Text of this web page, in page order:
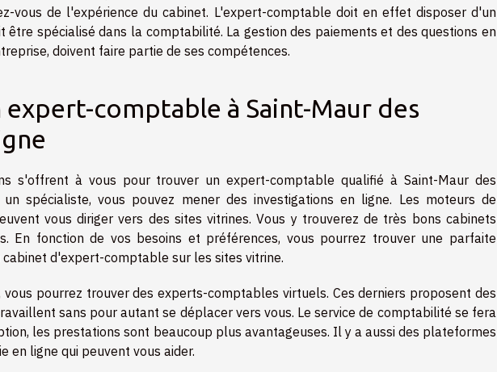
vous de l'expérience du cabinet. L'expert-comptable doit en effet disposer d'un
être spécialisé dans la comptabilité. La gestion des paiements et des questions en
doivent faire partie de ses compétences.
comptable à Saint-Maur des
s'offrent à vous pour trouver un expert-comptable qualifié à Saint-Maur des
spécialiste, vous pouvez mener des investigations en ligne. Les moteurs de
vous diriger vers des sites vitrines. Vous y trouverez de très bons cabinets
En fonction de vos besoins et préférences, vous pourrez trouver une parfaite
d'expert-comptable sur les sites vitrine.
vous pourrez trouver des experts-comptables virtuels. Ces derniers proposent des
sans pour autant se déplacer vers vous. Le service de comptabilité se fera
les prestations sont beaucoup plus avantageuses. Il y a aussi des plateformes
en ligne qui peuvent vous aider.